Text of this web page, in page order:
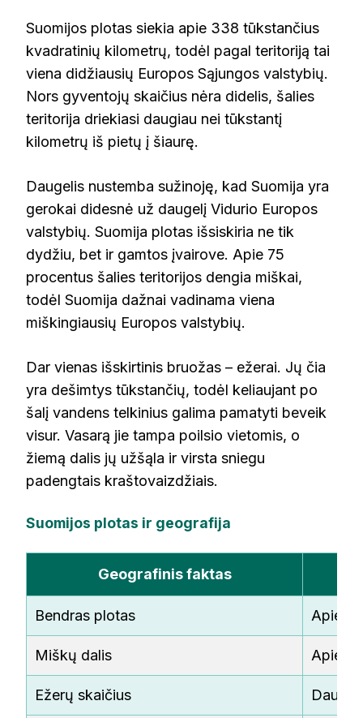
Suomijos plotas siekia apie 338 tūkstančius
kvadratinių kilometrų, todėl pagal teritoriją tai
viena didžiausių Europos Sąjungos valstybių.
Nors gyventojų skaičius nėra didelis, šalies
teritorija driekiasi daugiau nei tūkstantį
kilometrų iš pietų į šiaurę.
Daugelis nustemba sužinoję, kad Suomija yra
gerokai didesnė už daugelį Vidurio Europos
valstybių. Suomija plotas išsiskiria ne tik
dydžiu, bet ir gamtos įvairove. Apie 75
procentus šalies teritorijos dengia miškai,
todėl Suomija dažnai vadinama viena
miškingiausių Europos valstybių.
Dar vienas išskirtinis bruožas – ežerai. Jų čia
yra dešimtys tūkstančių, todėl keliaujant po
šalį vandens telkinius galima pamatyti beveik
visur. Vasarą jie tampa poilsio vietomis, o
žiemą dalis jų užšąla ir virsta sniegu
padengtais kraštovaizdžiais.
Suomijos plotas ir geografija
Geografinis faktas
Bendras plotas Apie
Miškų dalis Apie
Ežerų skaičius